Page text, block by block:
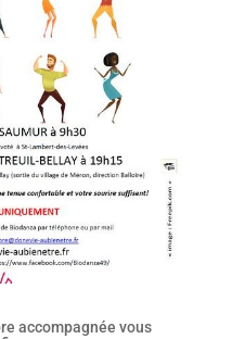
accompagnée vous